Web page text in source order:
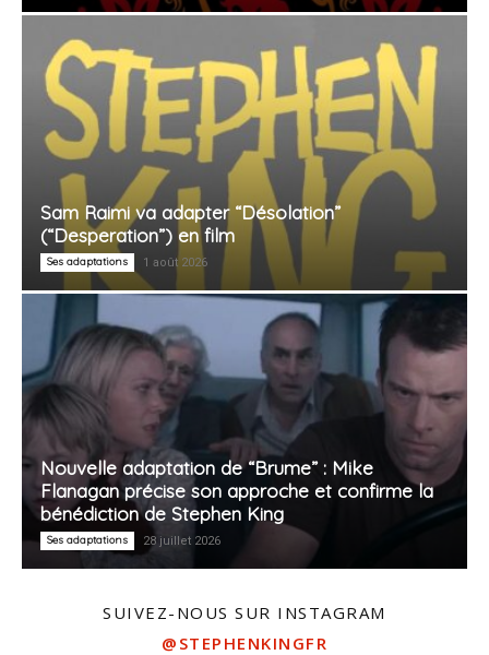
Sam Raimi va adapter “Désolation”
(“Desperation”) en film
Ses adaptations 1 août 2026
Nouvelle adaptation de “Brume” : Mike
Flanagan précise son approche et confirme la
bénédiction de Stephen King
Ses adaptations 28 juillet 2026
SUIVEZ-NOUS SUR INSTAGRAM
@STEPHENKINGFR